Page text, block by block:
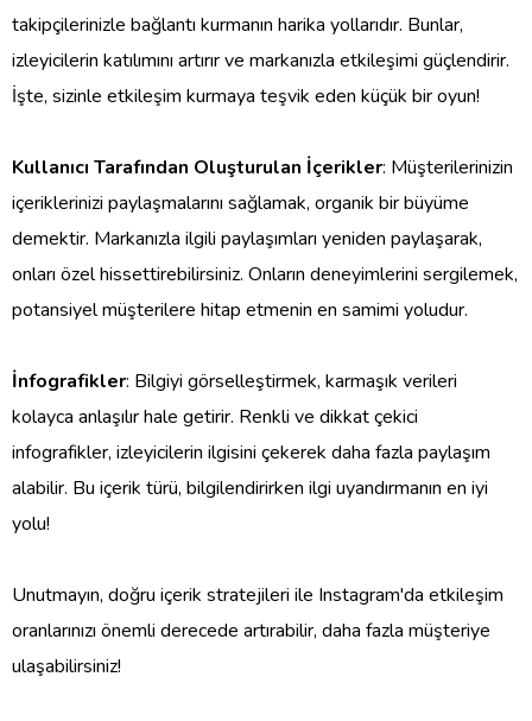
takipçilerinizle bağlantı kurmanın harika yollarıdır. Bunlar,
izleyicilerin katılımını artırır ve markanızla etkileşimi güçlendirir.
İşte, sizinle etkileşim kurmaya teşvik eden küçük bir oyun!
Kullanıcı Tarafından Oluşturulan İçerikler: Müşterilerinizin
içeriklerinizi paylaşmalarını sağlamak, organik bir büyüme
demektir. Markanızla ilgili paylaşımları yeniden paylaşarak,
onları özel hissettirebilirsiniz. Onların deneyimlerini sergilemek,
potansiyel müşterilere hitap etmenin en samimi yoludur.
İnfografikler: Bilgiyi görselleştirmek, karmaşık verileri
kolayca anlaşılır hale getirir. Renkli ve dikkat çekici
infografikler, izleyicilerin ilgisini çekerek daha fazla paylaşım
alabilir. Bu içerik türü, bilgilendirirken ilgi uyandırmanın en iyi
yolu!
Unutmayın, doğru içerik stratejileri ile Instagram'da etkileşim
oranlarınızı önemli derecede artırabilir, daha fazla müşteriye
ulaşabilirsiniz!